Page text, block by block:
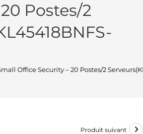
Postes/2
Office Security – 20 Postes/2
Produit suivant